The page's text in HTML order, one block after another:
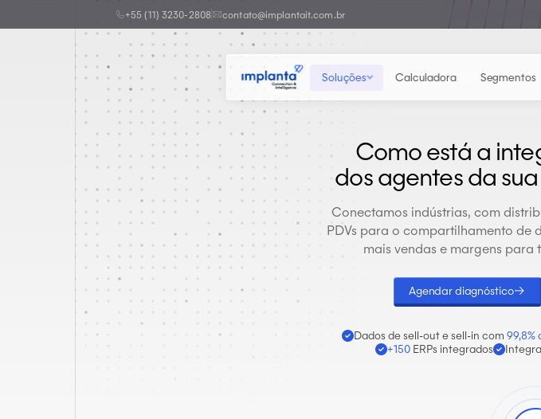
+55 (11) 3230-2808 contato@implantait.com.br
Soluções Calculadora Segmentos
Comoestá a inte
dosagentesda sua
Conectamos indústrias, com
PDVs para o compartilhamento de
mais vendas e margens para
Agendar diagnóstico→
Dados de sell-out e sell-in com 99,8%
+150ERPs integrados